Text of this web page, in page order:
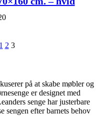
2 3
på at skabe møbler og
er designet med
senge har justerbare
sengen efter barnets behov